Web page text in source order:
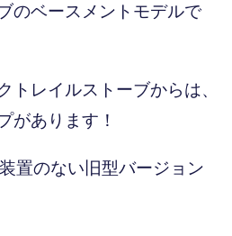
のベースメントモデルで
トレイルストーブからは、
があります！
置のない旧型バージョン